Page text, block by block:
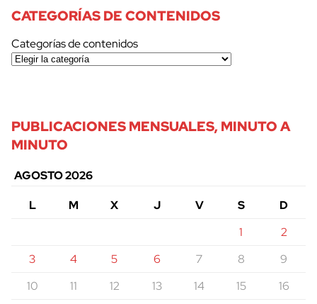
CATEGORÍAS DE CONTENIDOS
Categorías de contenidos
PUBLICACIONES MENSUALES, MINUTO A
MINUTO
AGOSTO 2026
L
M X J V S
D
1
2
3
4 5 6 7 8
9
10
11 12 13 14 15
16